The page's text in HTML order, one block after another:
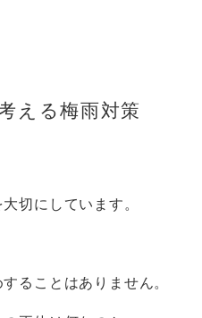
える梅雨対策
切にしています。
ることはありません。